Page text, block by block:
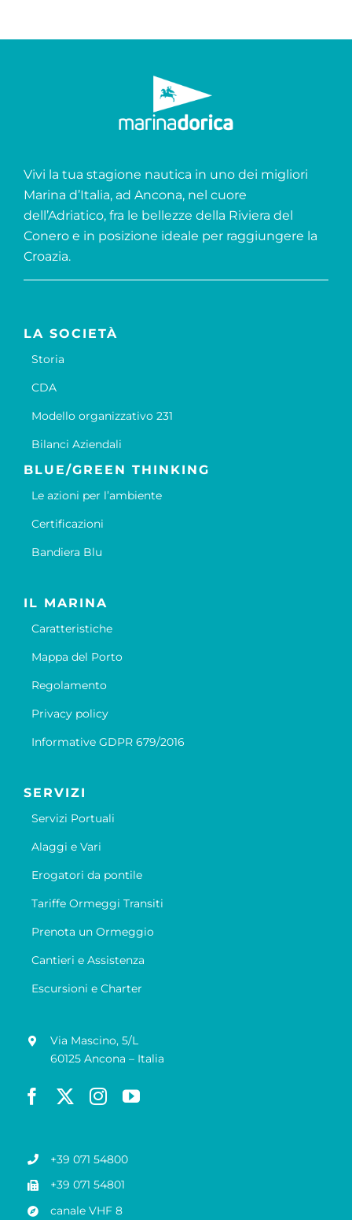
Vivi la tua stagione nautica in uno dei migliori
Marina d’Italia, ad Ancona, nel cuore
dell’Adriatico, fra le bellezze della Riviera del
Conero e in posizione ideale per raggiungere la
Croazia.
LA SOCIETÀ
Storia
CDA
Modello organizzativo 231
Bilanci Aziendali
BLUE/GREEN THINKING
Le azioni per l’ambiente
Certificazioni
Bandiera Blu
IL MARINA
Caratteristiche
Mappa del Porto
Regolamento
Privacy policy
Informative GDPR 679/2016
SERVIZI
Servizi Portuali
Alaggi e Vari
Erogatori da pontile
Tariffe Ormeggi Transiti
Prenota un Ormeggio
Cantieri e Assistenza
Escursioni e Charter
Via Mascino, 5/L
60125 Ancona – Italia
+39 071 54800
+39 071 54801
canale VHF 8